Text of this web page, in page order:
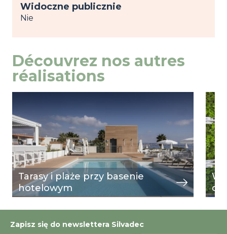
Widoczne publicznie
Nie
Découvrez nos autres
réalisations
Tarasy i plaże przy basenie
hotelowym
W
de
Zapisz się do newslettera Silvadec